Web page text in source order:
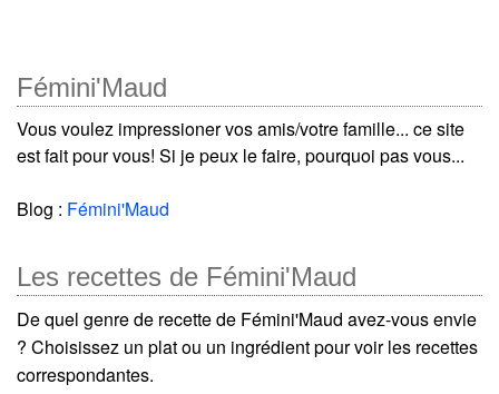
Fémini'Maud
Vous voulez impressioner vos amis/votre famille... ce site
est fait pour vous! Si je peux le faire, pourquoi pas vous...
Blog : Fémini'Maud
Les recettes de Fémini'Maud
De quel genre de recette de Fémini'Maud avez-vous envie
? Choisissez un plat ou un ingrédient pour voir les recettes
correspondantes.